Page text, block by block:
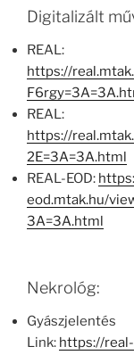
Digitalizált
REAL:
https://
REAL:
https://
2E=3A=3A.html
REAL-EOD:
eod.mtak.hu/
3A=3A.html
Nekrológ:
Gyászjelentés
Link: https://real-